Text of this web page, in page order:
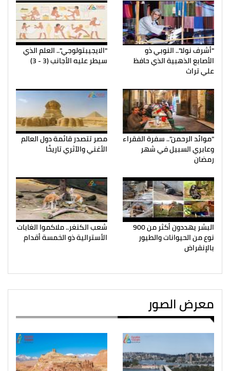
"أشرف نولا".. النوبي ذو
الأصابع الذهبية الذي حافظ
علي تراث
"الايجيبتولوجي".. العلم الذي
سيطر عليه الأجانب (3 - 3)
"موائد الرحمن".. سفرة الفقراء
وعابري السبيل في شهر
رمضان
مصر تتصدر قائمة دول العالم
الأغني والآثري تاريخًا
البشر يهددون أكثر من 900
نوع من الحيوانات والطيور
بالإنقراض
شعب الكنغر.. ملاكموا الغابات
الأسترالية ذو الخمسة أقدام
معرض الصور